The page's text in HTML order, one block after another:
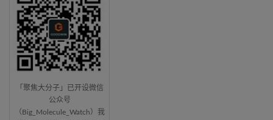
「聚焦大分子」已开设微信
公众号
（Big_Molecule_Watch）我